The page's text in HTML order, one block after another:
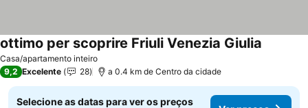
Casa/apartamento inteiro
ottimo per scoprire Friuli Venezia Giulia
9,2 Excelente 28 a 0.4 km de Centro da cidade
Selecione as datas para ver os preços